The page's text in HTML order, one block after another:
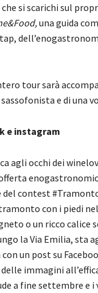
si scarichi sul
una guida
tour sarà
e di una
e instagram
agli occhi dei
del contest
con i piedi
o un ricco calice
la Via Emilia, sta
un post su
immagini
a fine settembre e